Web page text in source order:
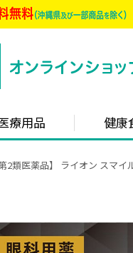
療用品 健康
第2類医薬品】 ライオン スマ